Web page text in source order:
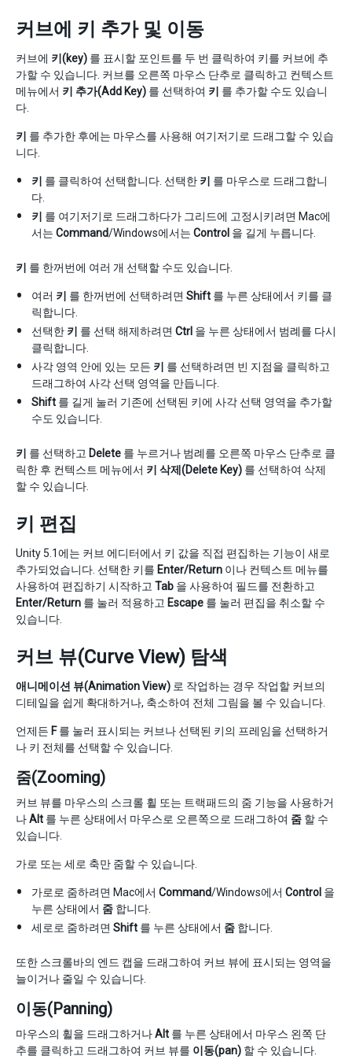
커브에 키 추가 및 이동
커브에 키(key) 를 표시할 포인트를 두 번 클릭하여 키를 커브에 추
가할 수 있습니다. 커브를 오른쪽 마우스 단추로 클릭하고 컨텍스트
메뉴에서 키 추가(Add Key) 를 선택하여 키 를 추가할 수도 있습니
다.
키 를 추가한 후에는 마우스를 사용해 여기저기로 드래그할 수 있습
니다.
키 를 클릭하여 선택합니다. 선택한 키 를 마우스로 드래그합니
다.
키 를 여기저기로 드래그하다가 그리드에 고정시키려면 Mac에
서는 Command/Windows에서는 Control 을 길게 누릅니다.
키 를 한꺼번에 여러 개 선택할 수도 있습니다.
여러 키 를 한꺼번에 선택하려면 Shift 를 누른 상태에서 키를 클
릭합니다.
선택한 키 를 선택 해제하려면 Ctrl 을 누른 상태에서 범례를 다시
클릭합니다.
사각 영역 안에 있는 모든 키 를 선택하려면 빈 지점을 클릭하고
드래그하여 사각 선택 영역을 만듭니다.
Shift 를 길게 눌러 기존에 선택된 키에 사각 선택 영역을 추가할
수도 있습니다.
키 를 선택하고 Delete 를 누르거나 범례를 오른쪽 마우스 단추로 클
릭한 후 컨텍스트 메뉴에서 키 삭제(Delete Key) 를 선택하여 삭제
할 수 있습니다.
키 편집
Unity 5.1에는 커브 에디터에서 키 값을 직접 편집하는 기능이 새로
추가되었습니다. 선택한 키를 Enter/Return 이나 컨텍스트 메뉴를
사용하여 편집하기 시작하고 Tab 을 사용하여 필드를 전환하고
Enter/Return 를 눌러 적용하고 Escape 를 눌러 편집을 취소할 수
있습니다.
커브 뷰(Curve View) 탐색
애니메이션 뷰(Animation View) 로 작업하는 경우 작업할 커브의
디테일을 쉽게 확대하거나, 축소하여 전체 그림을 볼 수 있습니다.
언제든 F를 눌러 표시되는 커브나 선택된 키의 프레임을 선택하거
나 키 전체를 선택할 수 있습니다.
줌(Zooming)
커브 뷰를 마우스의 스크롤 휠 또는 트랙패드의 줌 기능을 사용하거
나Alt 를 누른 상태에서 마우스로 오른쪽으로 드래그하여 줌 할 수
있습니다.
가로 또는 세로 축만 줌할 수 있습니다.
가로로 줌하려면 Mac에서 Command/Windows에서 Control 을
누른 상태에서 줌 합니다.
세로로 줌하려면 Shift 를 누른 상태에서 줌 합니다.
또한 스크롤바의 엔드 캡을 드래그하여 커브 뷰에 표시되는 영역을
늘이거나 줄일 수 있습니다.
이동(Panning)
마우스의 휠을 드래그하거나Alt 를 누른 상태에서 마우스 왼쪽 단
추를 클릭하고 드래그하여 커브 뷰를 이동(pan) 할 수 있습니다.